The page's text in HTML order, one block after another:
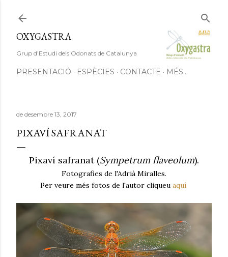
OXYGASTRA
Grup d'Estudi dels Odonats de Catalunya
PRESENTACIÓ ESPÈCIES CONTACTE MÉS…
de desembre 13, 2017
PIXAVÍ SAFRANAT
Pixaví safranat (Sympetrum flaveolum).
Fotografies de l'Adrià Miralles.
Per veure més fotos de l'autor cliqueu aquí